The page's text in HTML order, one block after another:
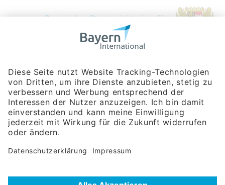
Bayerische Gesellschaft für Internationale
Rosenheimer Str. 143C
81671 München
Tel:+49 180 5949260
(Festnetz 14 ct/min, Mobil max. 42 ct/min)
Hotline
Datenschutzerklärung
Nutzungsbedingungen